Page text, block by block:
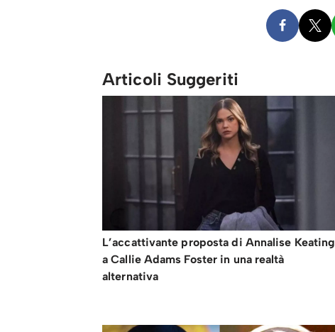
Articoli Suggeriti
L’accattivante proposta di Annalise Keating
a Callie Adams Foster in una realtà
alternativa